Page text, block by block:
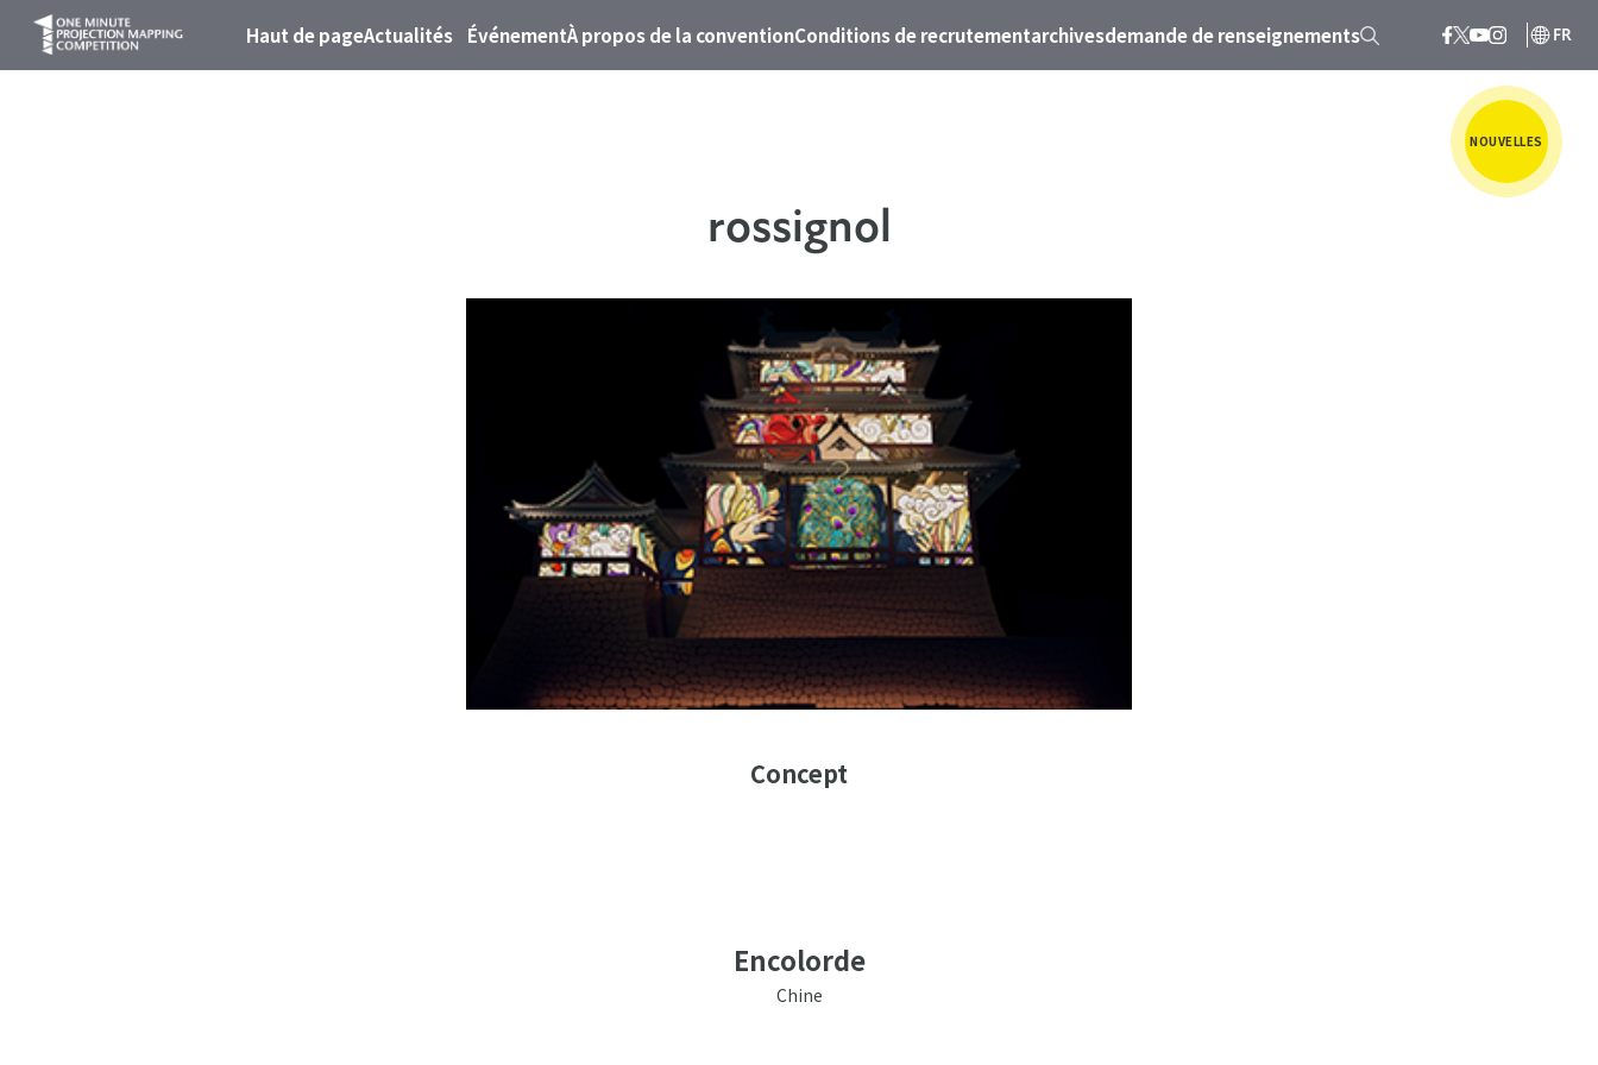
Haut de pageActualités ÉvénementÀ propos de la conventionConditions de recrutementarchivesdemande de renseignements FR
NOUVELLES
rossignol
Concept
Encolorde
Chine